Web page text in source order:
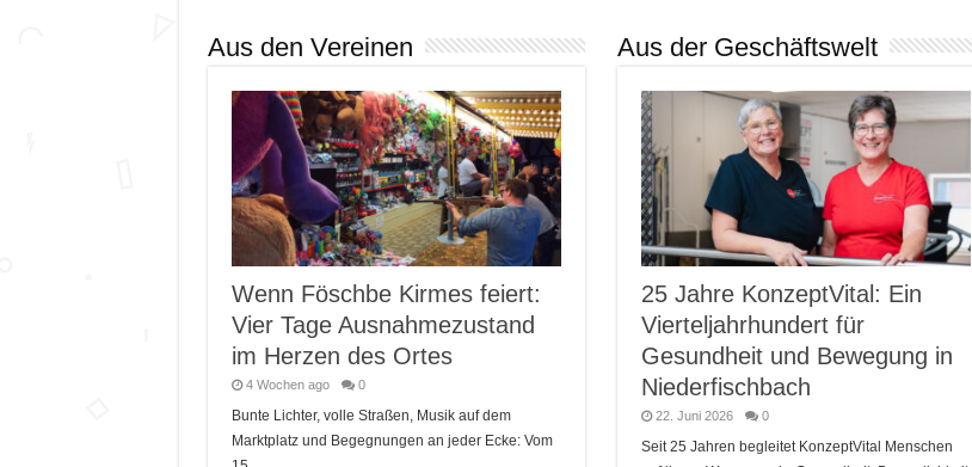
Aus den Vereinen
Wenn Föschbe Kirmes feiert:
Vier Tage Ausnahmezustand
im Herzen des Ortes
4 Wochen ago 0
Bunte Lichter, volle Straßen, Musik auf dem
Marktplatz und Begegnungen an jeder Ecke: Vom
Aus der Geschäftswelt
25 Jahre KonzeptVital: Ein
Vierteljahrhundert für
Gesundheit und Bewegung in
Niederfischbach
22. Juni 2026 0
Seit 25 Jahren begleitet KonzeptVital Menschen